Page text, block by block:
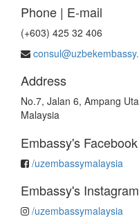
Phone | E-mail
(+603) 425 32 406
Address
No.7, Jalan 6, Ampang
Malaysia
Embassy's
/uzembassymalaysia
Embassy's
/uzembassymalaysia